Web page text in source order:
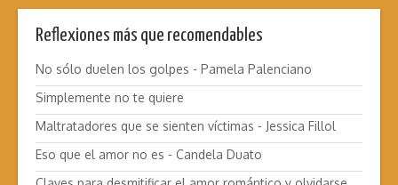
Reflexiones más que recomendables
No sólo duelen los golpes - Pamela Palenciano
Simplemente no te quiere
Maltratadores que se sienten víctimas - Jessica Fillol
Eso que el amor no es - Candela Duato